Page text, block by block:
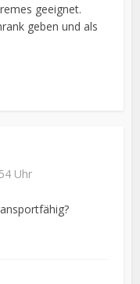
geeignet.
geben und als
Uhr